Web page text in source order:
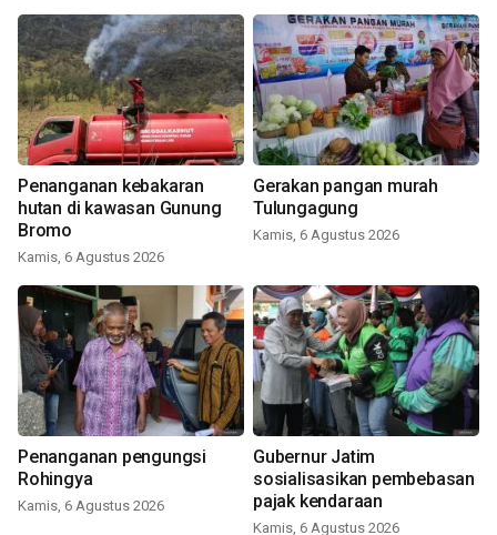
Penanganan kebakaran
hutan di kawasan Gunung
Bromo
Kamis, 6 Agustus 2026
Gerakan pangan murah
Tulungagung
Kamis, 6 Agustus 2026
Penanganan pengungsi
Rohingya
Kamis, 6 Agustus 2026
Gubernur Jatim
sosialisasikan pembebasan
pajak kendaraan
Kamis, 6 Agustus 2026